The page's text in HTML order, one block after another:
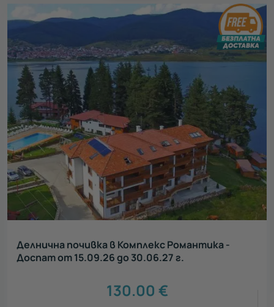
Делнична почивка в Комплекс Романтика -
Доспат от 15.09.26 до 30.06.27 г.
130.00 €